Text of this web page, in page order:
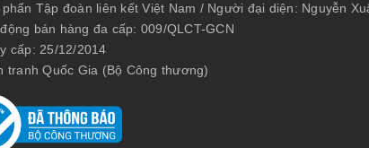
Tập đoàn liên kết Việt Nam / Người đại diện: Nguyễn
bán hàng đa cấp: 009/QLCT-GCN
cấp: 25/12/2014
tranh Quốc Gia (Bộ Công thương)